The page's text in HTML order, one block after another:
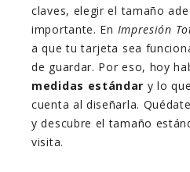
claves, elegir el tamaño
importante. En Impresión
a que tu tarjeta sea
de guardar. Por eso, hoy
medidas estándar y lo
cuenta al diseñarla.
y descubre el tamaño
visita.